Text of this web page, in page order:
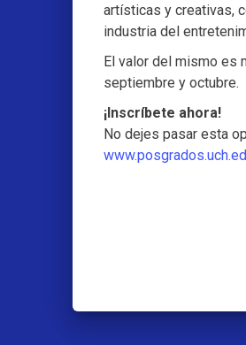
artísticas y creativas,
industria del
El valor del mismo es
septiembre y octubre.
¡Inscríbete ahora!
No dejes pasar esta